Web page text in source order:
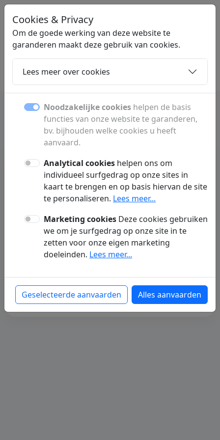
STARTPAGINAONLINE.NL
Home Dochters Contact
Geen artikelen gevonden :(
Op dit ogenblik zijn er nog geen artikelen
voor deze dochterpagina beschikbaar. We
werken eraan om binnenkort nieuwe
Terug naar de homepagina
Cookies & Privacy
Om de goede werking van deze website te
garanderen maakt deze gebruik van cookies.
Lees meer over cookies
Noodzakelijke cookies helpen de basis
functies van onze website te garanderen,
bv. bijhouden welke cookies u heeft
aanvaard.
Analytical cookies helpen ons om
individueel surfgedrag op onze sites in
kaart te brengen en op basis hiervan de site
te personaliseren. Lees meer...
Marketing cookies Deze cookies gebruiken
we om je surfgedrag op onze site in te
zetten voor onze eigen marketing
doeleinden. Lees meer...
Geselecteerde aanvaarden Alles aanvaarden